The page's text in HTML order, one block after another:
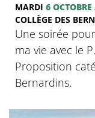
MARDI 6 OCTOBRE
COLLÈGE DES
Une soirée
ma vie avec le
Proposition
Bernardins.